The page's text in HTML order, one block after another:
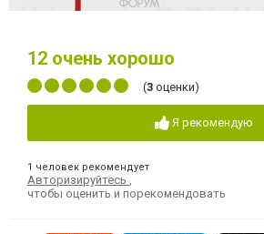
12 очень хорошо
(3 оценки)
Я рекомендую
1 человек рекомендует
Авторизируйтесь ,
чтобы оценить и порекомендовать